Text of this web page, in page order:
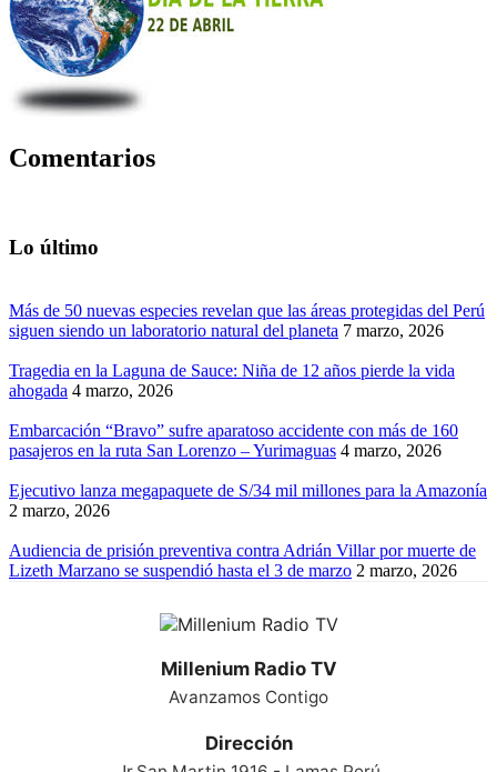
Comentarios
Lo último
Más de 50 nuevas especies revelan que las áreas protegidas del Perú
siguen siendo un laboratorio natural del planeta 7 marzo, 2026
Tragedia en la Laguna de Sauce: Niña de 12 años pierde la vida
ahogada 4 marzo, 2026
Embarcación “Bravo” sufre aparatoso accidente con más de 160
pasajeros en la ruta San Lorenzo – Yurimaguas 4 marzo, 2026
Ejecutivo lanza megapaquete de S/34 mil millones para la Amazonía
2 marzo, 2026
Audiencia de prisión preventiva contra Adrián Villar por muerte de
Lizeth Marzano se suspendió hasta el 3 de marzo 2 marzo, 2026
Millenium Radio TV
Avanzamos Contigo
Dirección